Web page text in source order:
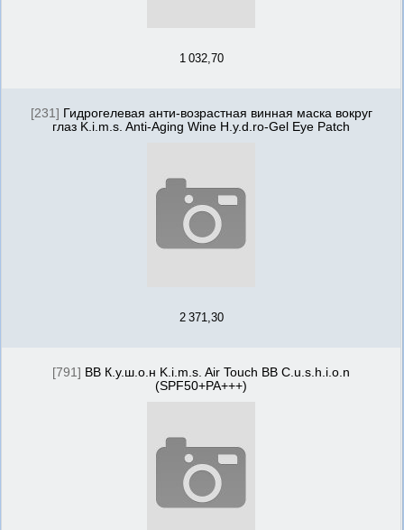
1 032,70
[231] Гидрогелевая анти-возрастная винная маска вокруг
глаз K.i.m.s. Anti-Aging Wine H.y.d.ro-Gel Eye Patch
2 371,30
[791] BB К.у.ш.о.н K.i.m.s. Air Touch BB C.u.s.h.i.o.n
(SPF50+PA+++)